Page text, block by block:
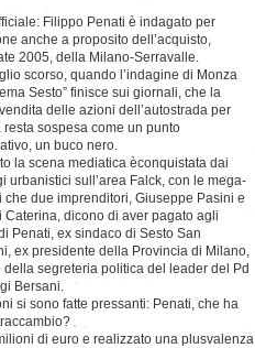
Filippo Penati è indagato per
anche a proposito dell’acquisto,
2005, della Milano-Serravalle.
scorso, quando l’indagine di Monza
Sesto” finisce sui giornali, che la
delle azioni dell’autostrada per
resta sospesa come un punto
un buco nero.
la scena mediatica èconquistata dai
urbanistici sull’area Falck, con le mega-
che due imprenditori, Giuseppe Pasini e
Caterina, dicono di aver pagato agli
Penati, ex sindaco di Sesto San
ex presidente della Provincia di Milano,
della segreteria politica del leader del Pd
Bersani.
si sono fatte pressanti: Penati, che ha
di euro e realizzato una plusvalenza